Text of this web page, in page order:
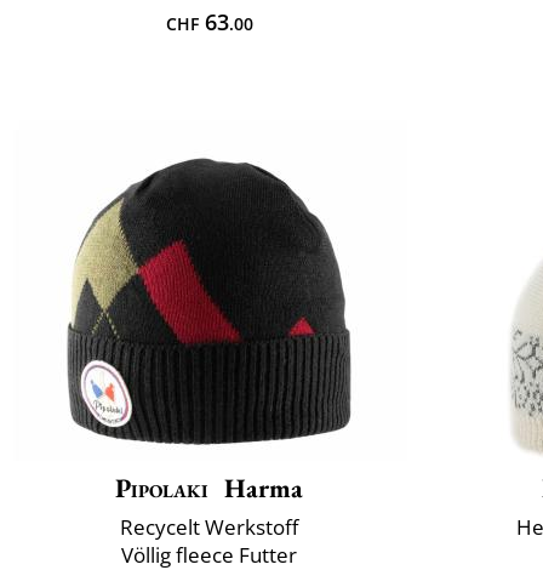
CHF63.00
Pipolaki Harma
Recycelt Werkstoff
Völlig fleece Futter